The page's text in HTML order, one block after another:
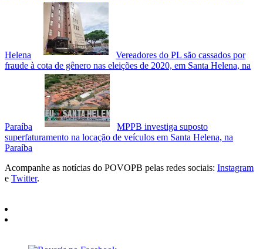
Helena
Vereadores do PL são cassados por
fraude à cota de gênero nas eleições de 2020, em Santa Helena, na
Paraíba
MPPB investiga suposto
superfaturamento na locação de veículos em Santa Helena, na
Paraíba
Acompanhe as notícias do POVOPB pelas redes sociais: Instagram
e Twitter.